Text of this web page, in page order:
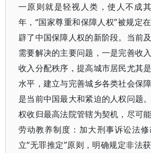
一原则就是轻视人类，使人不成
年，“国家尊重和保障人权”被规定
辟了中国保障人权的新阶段。当前
需要解决的主要问题，一是完善收
收入分配秩序，提高城市居民尤其
水平，建立与完善城乡各类社会保
是当前中国最大和紧迫的人权问题
权收归最高法院管辖为契机，尽可
劳动教养制度：加大刑事诉讼法
立“无罪推定”原则，明确规定非法